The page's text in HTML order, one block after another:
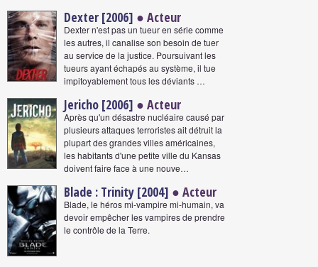
Dexter [2006] ● Acteur
Dexter n'est pas un tueur en série comme
les autres, il canalise son besoin de tuer
au service de la justice. Poursuivant les
tueurs ayant échapés au système, il tue
impitoyablement tous les déviants …
Jericho [2006] ● Acteur
Après qu'un désastre nucléaire causé par
plusieurs attaques terroristes ait détruit la
plupart des grandes villes américaines,
les habitants d'une petite ville du Kansas
doivent faire face à une nouve…
Blade : Trinity [2004] ● Acteur
Blade, le héros mi-vampire mi-humain, va
devoir empêcher les vampires de prendre
le contrôle de la Terre.